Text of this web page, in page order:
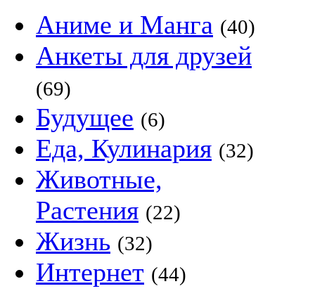
Аниме и Манга (40)
Анкеты для друзей
(69)
Будущее (6)
Еда, Кулинария (32)
Животные,
Растения (22)
Жизнь (32)
Интернет (44)